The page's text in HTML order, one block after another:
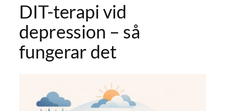
DIT-terapi vid
depression – så
fungerar det